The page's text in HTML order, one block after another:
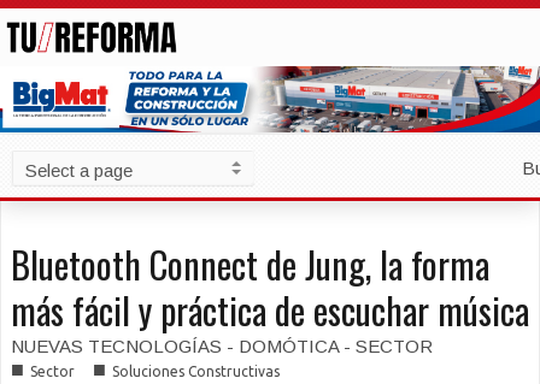
Bluetooth Connect de Jung, la forma
más fácil y práctica de escuchar música
NUEVAS TECNOLOGÍAS - DOMÓTICA - SECTOR
■ Sector ■ Soluciones Constructivas